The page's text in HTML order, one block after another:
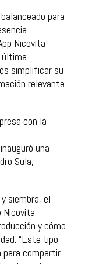
para
Nicovita
simplificar su
relevante
con la
una
Sula,
siembra, el
Nicovita
y cómo
“Este tipo
para compartir